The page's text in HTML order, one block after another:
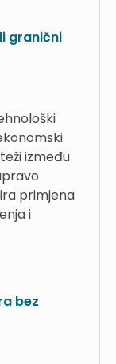
granični
između
primjena
i
bez